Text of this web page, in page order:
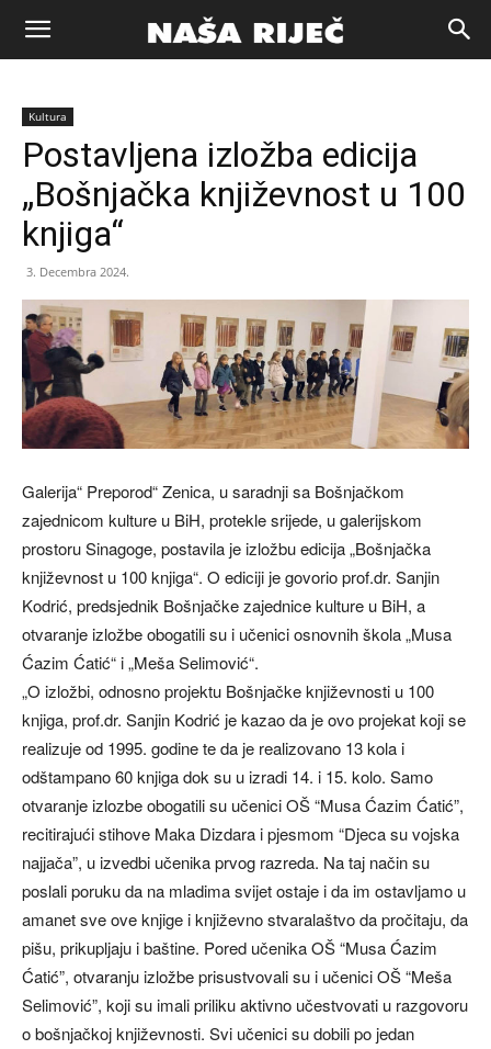
Naša
riječ
Zenica
Kultura
Postavljena izložba edicija
„Bošnjačka književnost u 100
knjiga“
3. Decembra 2024.
Galerija“ Preporod“ Zenica, u saradnji sa Bošnjačkom
zajednicom kulture u BiH, protekle srijede, u galerijskom
prostoru Sinagoge, postavila je izložbu edicija „Bošnjačka
književnost u 100 knjiga“. O ediciji je govorio prof.dr. Sanjin
Kodrić, predsjednik Bošnjačke zajednice kulture u BiH, a
otvaranje izložbe obogatili su i učenici osnovnih škola „Musa
Ćazim Ćatić“ i „Meša Selimović“.
„O izložbi, odnosno projektu Bošnjačke književnosti u 100
knjiga, prof.dr. Sanjin Kodrić je kazao da je ovo projekat koji se
realizuje od 1995. godine te da je realizovano 13 kola i
odštampano 60 knjiga dok su u izradi 14. i 15. kolo. Samo
otvaranje izlozbe obogatili su učenici OŠ “Musa Ćazim Ćatić”,
recitirajući stihove Maka Dizdara i pjesmom “Djeca su vojska
najjača”, u izvedbi učenika prvog razreda. Na taj način su
poslali poruku da na mladima svijet ostaje i da im ostavljamo u
amanet sve ove knjige i književno stvaralaštvo da pročitaju, da
pišu, prikupljaju i baštine. Pored učenika OŠ “Musa Ćazim
Ćatić”, otvaranju izložbe prisustvovali su i učenici OŠ “Meša
Selimović”, koji su imali priliku aktivno učestvovati u razgovoru
o bošnjačkoj književnosti. Svi učenici su dobili po jedan